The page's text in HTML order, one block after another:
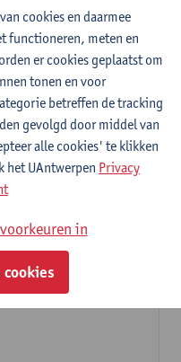
een profilering
studiepunten op:
van 6 studiepunten,
telkens minimum 6
mee in de
gekozen talen.
cookies en daarmee
functioneren, meten en
er cookies geplaatst om
tonen en voor
betreffen de tracking
gevolgd door middel van
alle cookies' te klikken
het UAntwerpen Privacy
in